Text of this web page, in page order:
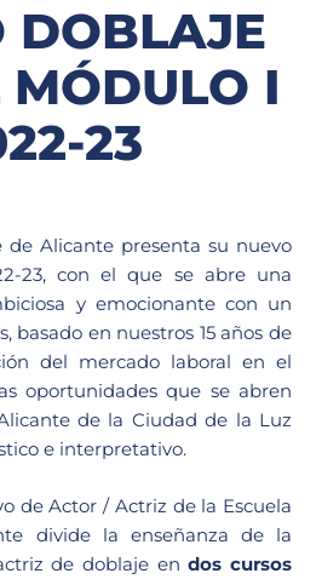
DOBLAJE
I
23
de Alicante presenta su nuevo
23, con el que se abre una
y emocionante con un
basado en nuestros 15 años de
del mercado laboral en el
oportunidades que se abren
de la Ciudad de la Luz
e interpretativo.
de Actor / Actriz de la Escuela
divide la enseñanza de la
de doblaje endos cursos